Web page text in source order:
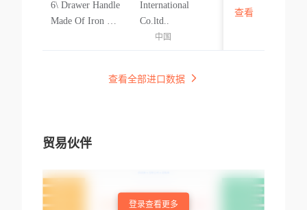
6\ Drawer Handle
Made Of Iron & S
International
Co.ltd..
中国
中国
查看
查看全部进口数据
贸易伙伴
登录查看更多